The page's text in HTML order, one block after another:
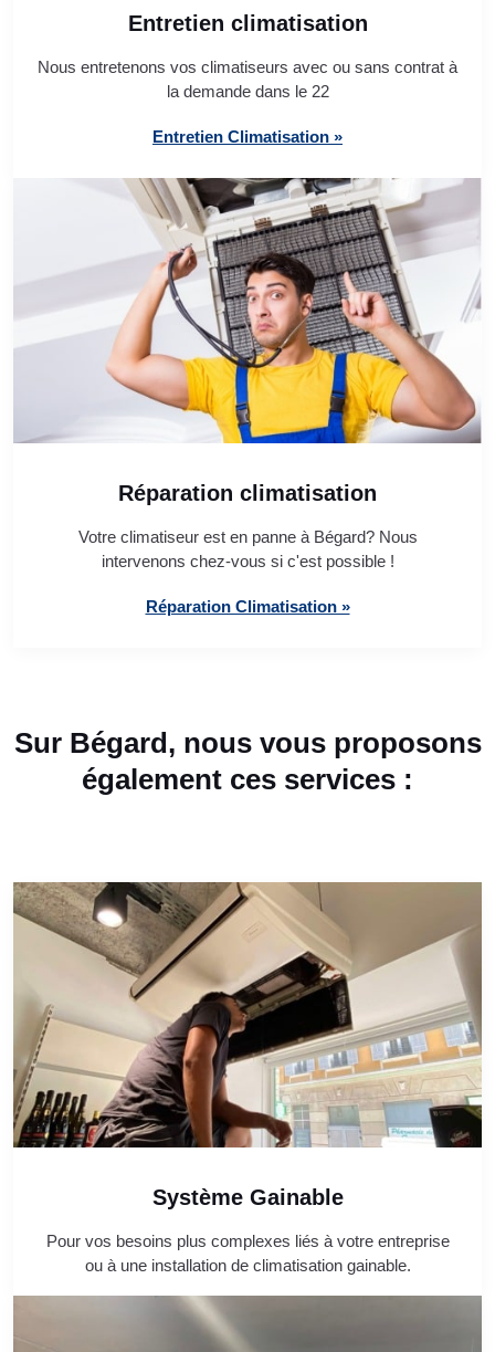
Entretien climatisation
Nous entretenons vos climatiseurs avec ou sans contrat à
la demande dans le 22
Entretien Climatisation »
Réparation climatisation
Votre climatiseur est en panne à Bégard? Nous
intervenons chez-vous si c'est possible !
Réparation Climatisation »
Sur Bégard, nous vous proposons
également ces services :
Système Gainable
Pour vos besoins plus complexes liés à votre entreprise
ou à une installation de climatisation gainable.